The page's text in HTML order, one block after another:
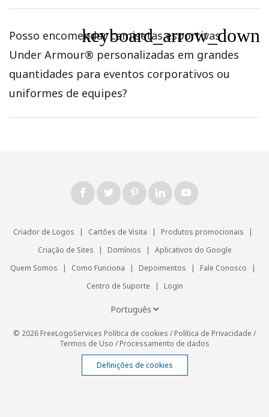
Posso encomendar camisetas esportivas
Under Armour® personalizadas em grandes
quantidades para eventos corporativos ou
uniformes de equipes?
keyboard_arrow_down
Criador de Logos | Cartões de Visita | Produtos promocionais
|
Criação de Sites
| Domínios |
Aplicativos do Google
Quem Somos
| Como Funciona | Depoimentos | Fale Conosco
|
Centro de Suporte
| Login
© 2026 FreeLogoServices Política de cookies /Política de Privacidade /
Termos de Uso /Processamento de dados
Definições de cookies